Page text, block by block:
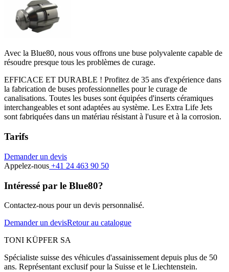
Avec la Blue80, nous vous offrons une buse polyvalente capable de
résoudre presque tous les problèmes de curage.
EFFICACE ET DURABLE ! Profitez de 35 ans d'expérience dans
la fabrication de buses professionnelles pour le curage de
canalisations. Toutes les buses sont équipées d'inserts céramiques
interchangeables et sont adaptées au système. Les Extra Life Jets
sont fabriquées dans un matériau résistant à l'usure et à la corrosion.
Tarifs
Demander un devis
Appelez-nous +41 24 463 90 50
Intéressé par le Blue80?
Contactez-nous pour un devis personnalisé.
Demander un devisRetour au catalogue
TONI KÜPFER SA
Spécialiste suisse des véhicules d'assainissement depuis plus de 50
ans. Représentant exclusif pour la Suisse et le Liechtenstein.